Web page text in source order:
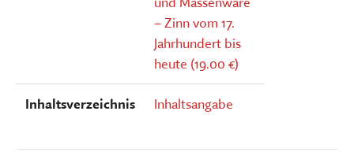
– Zinn vom 17.
Jahrhundert bis
heute (19.00 €)
Inhaltsverzeichnis Inhaltsangabe